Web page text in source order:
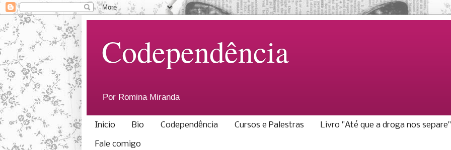
Codependência
Por Romina Miranda
Inicio Bio Codependência Cursos e Palestras Livro "Até que a droga nos separe"
Fale comigo